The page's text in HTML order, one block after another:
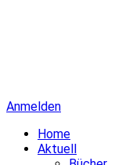
Anmelden
Home
Aktuell